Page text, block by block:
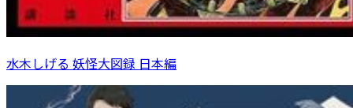
水木しげる 妖怪大図録 日本編